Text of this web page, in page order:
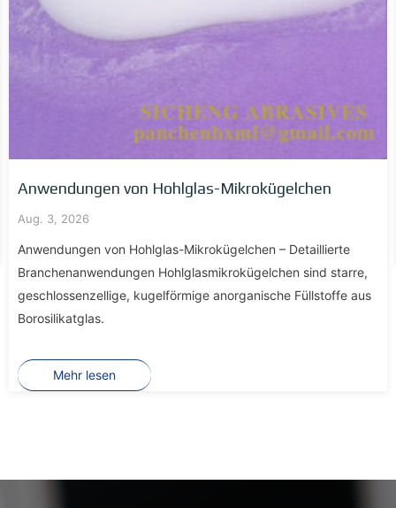
Anwendungen von Hohlglas-Mikrokügelchen
Aug. 3, 2026
Anwendungen von Hohlglas-Mikrokügelchen – Detaillierte
Branchenanwendungen Hohlglasmikrokügelchen sind starre,
geschlossenzellige, kugelförmige anorganische Füllstoffe aus
Borosilikatglas.
Mehr lesen